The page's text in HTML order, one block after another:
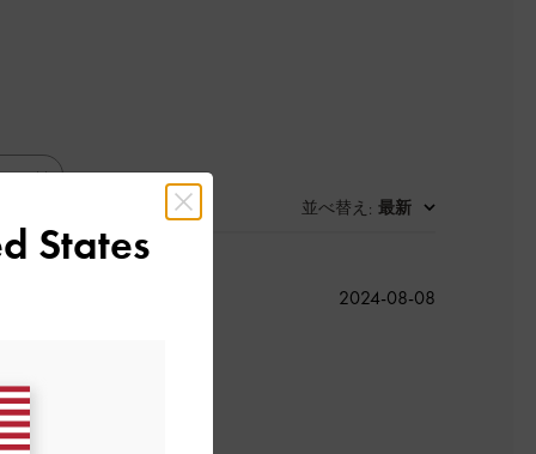
並べ替え : 最新
公
2024-08-08
States